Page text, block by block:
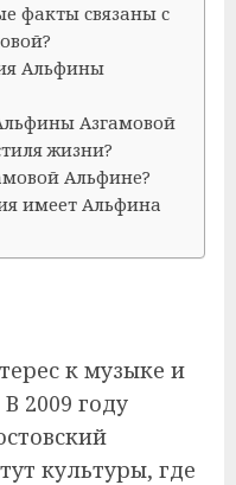
факты связаны с
Альфины
Азгамовой
жизни?
Альфине?
имеет Альфина
к музыке и
2009 году
культуры, где